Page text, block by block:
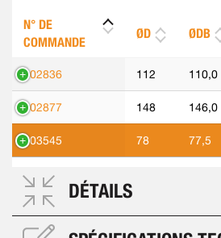
N° DE
COMMANDE
ØD ØDB
302836 112 110,0
302877 148 146,0
303545 78 77,5
DÉTAILS